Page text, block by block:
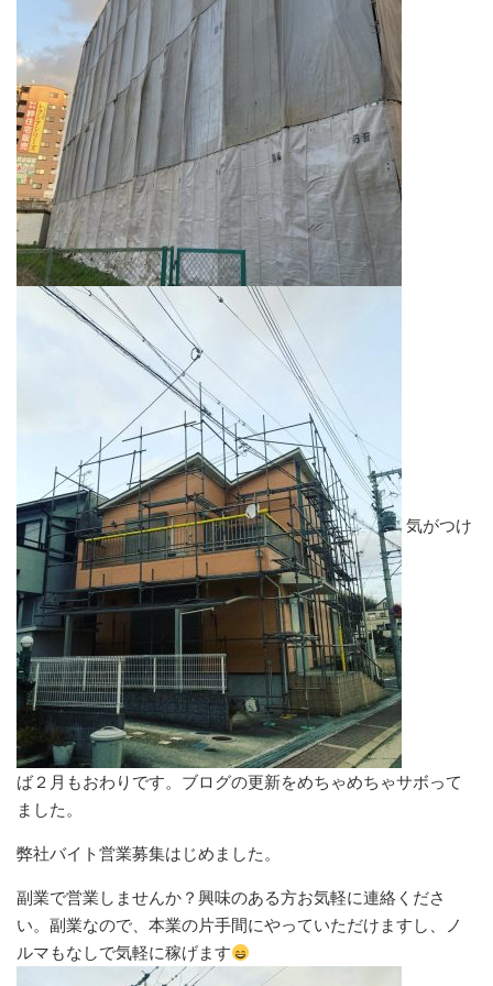
気がつけ
ば２月もおわりです。ブログの更新をめちゃめちゃサボって
ました。
弊社バイト営業募集はじめました。
副業で営業しませんか？興味のある方お気軽に連絡くださ
い。副業なので、本業の片手間にやっていただけますし、ノ
ルマもなしで気軽に稼げます